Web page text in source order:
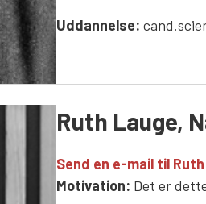
Uddannelse:
Ruth Lauge,
Send en e-mail til
Motivation: Det er